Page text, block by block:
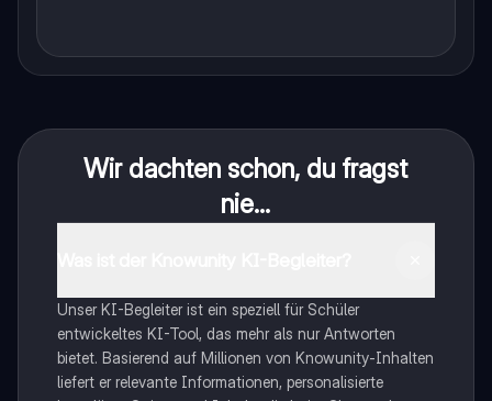
Wir dachten schon, du fragst
nie...
Unser KI-Begleiter ist ein speziell für Schüler
entwickeltes KI-Tool, das mehr als nur Antworten
bietet. Basierend auf Millionen von Knowunity-Inhalten
liefert er relevante Informationen, personalisierte